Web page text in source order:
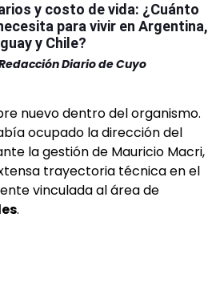
y costo de vida: ¿Cuánto
para vivir en Argentina,
y Chile?
Diario de Cuyo
nuevo dentro del organismo.
ocupado la dirección del
la gestión de Mauricio Macri,
trayectoria técnica en el
vinculada al área de
.